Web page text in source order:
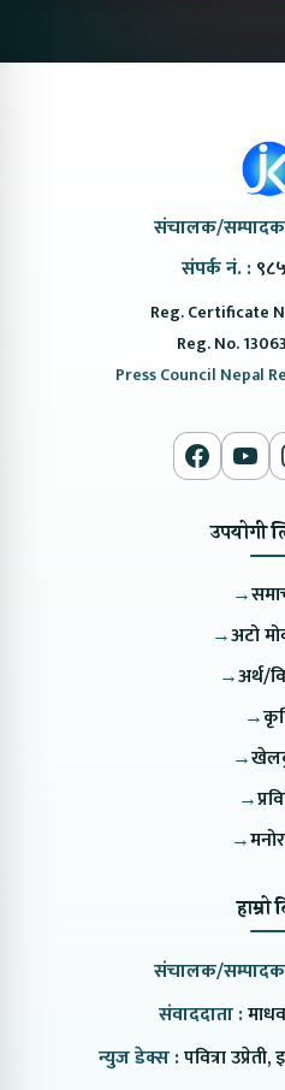
संचालक/
संपर्क नं. :
Reg. Certificate
Reg. No.
Press Council Nepal
उपयोगी
→
→अटो
→अर्थ/
→
→
→
→
हाम्रो
संचालक/
संवाददाता :
न्युज डेक्स :पवित्रा